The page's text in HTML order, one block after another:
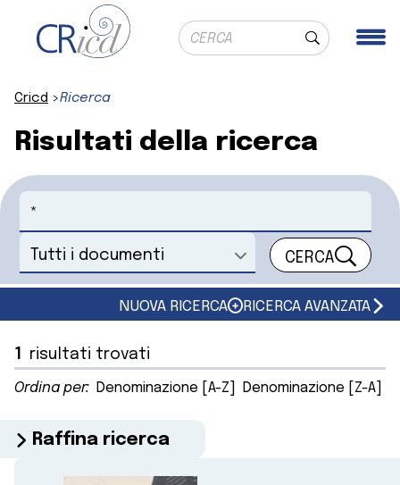
Ricerca globale
Cerca
Cricd Ricerca
Risultati della ricerca
Cerca
Seleziona un documento CERCA
NUOVA RICERCA RICERCA AVANZATA
1 risultati trovati
Ordina per: Denominazione [A-Z] Denominazione [Z-A]
Raffina ricerca